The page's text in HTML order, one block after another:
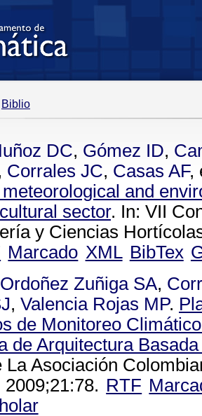
Biblio
DC, Gómez ID,
Corrales JC, Casas AF,
and
sector. In: VII
y Ciencias
Marcado XML BibTex
Ordoñez Zuñiga SA,
, Valencia Rojas MP.
de Monitoreo
de Arquitectura
La Asociación
RTF